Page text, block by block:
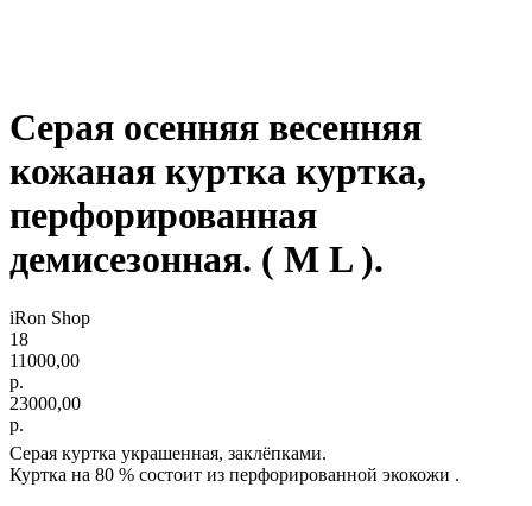
Серая осенняя весенняя
кожаная куртка куртка,
перфорированная
демисезонная. ( М L ).
iRon Shop
18
11000,00
р.
23000,00
р.
Серая куртка украшенная, заклёпками.
Куртка на 80 % состоит из перфорированной экокожи .